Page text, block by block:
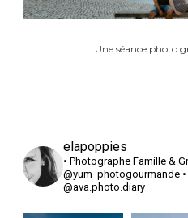
Une séance photo
elapoppies
• Photographe Famille &
@yum_photogourmande
@ava.photo.diary